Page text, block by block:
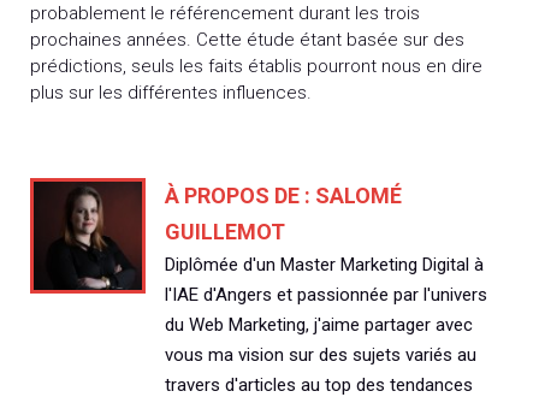
probablement le référencement durant les trois
prochaines années. Cette étude étant basée sur des
prédictions, seuls les faits établis pourront nous en dire
plus sur les différentes influences.
À PROPOS DE : SALOMÉ
GUILLEMOT
Diplômée d'un Master Marketing Digital à
l'IAE d'Angers et passionnée par l'univers
du Web Marketing, j'aime partager avec
vous ma vision sur des sujets variés au
travers d'articles au top des tendances